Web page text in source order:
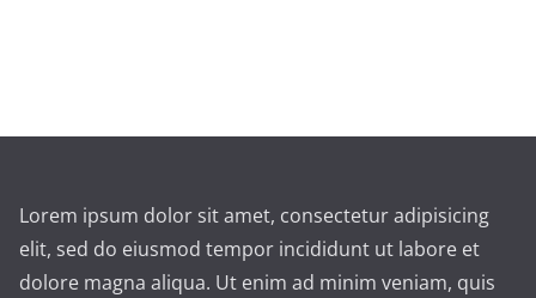
Lorem ipsum dolor sit amet, consectetur adipisicing
elit, sed do eiusmod tempor incididunt ut labore et
dolore magna aliqua. Ut enim ad minim veniam, quis